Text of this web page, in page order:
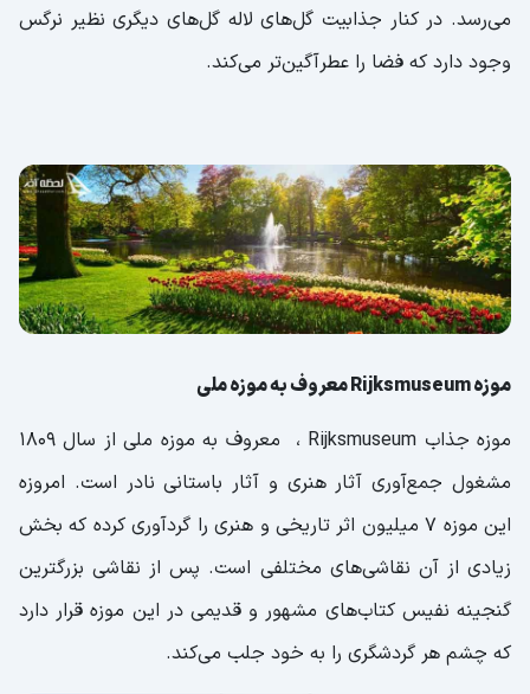
می‌رسد. در کنار جذابیت گل‌های لاله گل‌های دیگری نظیر نرگس
وجود دارد که فضا را عطرآگین‌تر می‌کند.
موزه Rijksmuseum معروف به موزه ملی
موزه جذاب Rijksmuseum ، معروف به موزه ملی از سال 1809
مشغول جمع‌آوری آثار هنری و آثار باستانی نادر است. امروزه
این موزه 7 میلیون اثر تاریخی و هنری را گردآوری کرده که بخش
زیادی از آن نقاشی‌های مختلفی است. پس از نقاشی بزرگترین
گنجینه نفیس کتاب‌های مشهور و قدیمی در این موزه قرار دارد
که چشم هر گردشگری را به خود جلب می‌کند.